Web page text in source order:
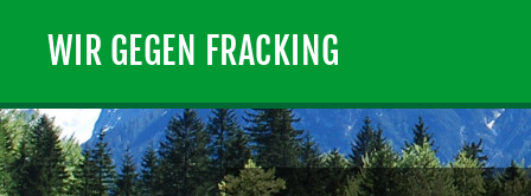
WIR GEGEN FRACKING